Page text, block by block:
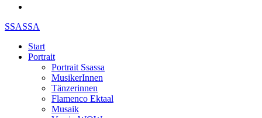
SSASSA
Start
Portrait
Portrait Ssassa
MusikerInnen
Tänzerinnen
Flamenco Ektaal
Musaik